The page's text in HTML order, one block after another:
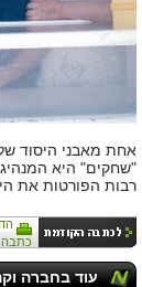
אחת מאבני היסוד
"שחקים" היא
רבות הפורטות את
כתבה
עוד בחברה